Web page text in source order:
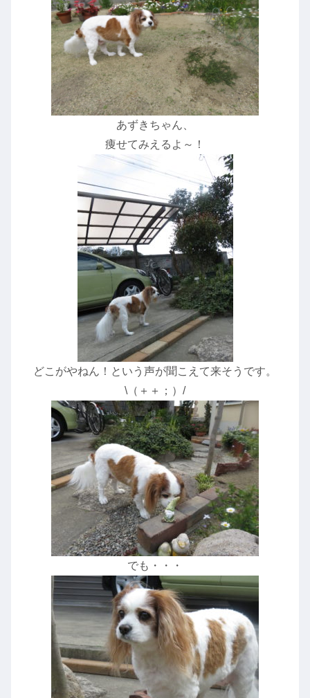
あずきちゃん、
痩せてみえるよ～！
どこがやねん！という声が聞こえて来そうです。
\（＋＋；）/
でも・・・